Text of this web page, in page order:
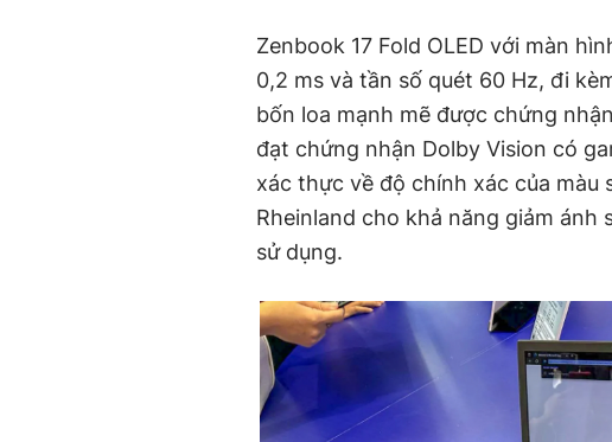
Zenbook 17 Fold OLED với màn
0,2 ms và tần số quét 60 Hz, đi
bốn loa mạnh mẽ được chứng
đạt chứng nhận Dolby Vision có
xác thực về độ chính xác của
Rheinland cho khả năng giảm
sử dụng.